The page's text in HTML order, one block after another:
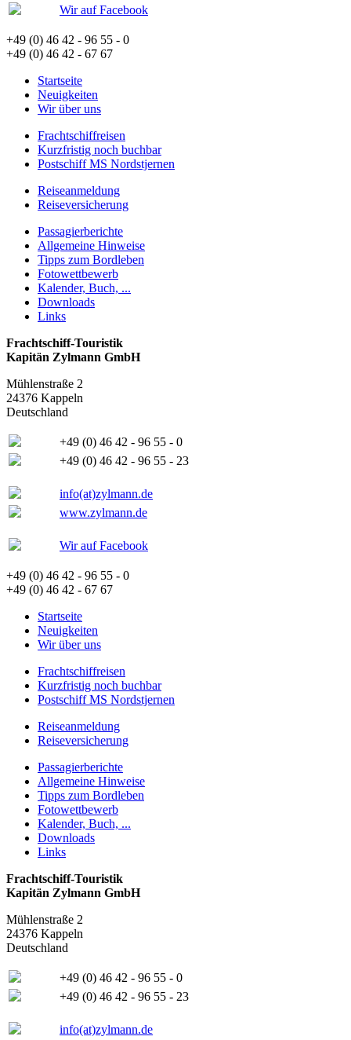
Wir auf Facebook
+49 (0) 46 42 - 96 55 - 0
+49 (0) 46 42 - 67 67
Startseite
Neuigkeiten
Wir über uns
Frachtschiffreisen
Kurzfristig noch buchbar
Postschiff MS Nordstjernen
Reiseanmeldung
Reiseversicherung
Passagierberichte
Allgemeine Hinweise
Tipps zum Bordleben
Fotowettbewerb
Kalender, Buch, ...
Downloads
Links
Frachtschiff-Touristik
Kapitän Zylmann GmbH
Mühlenstraße 2
24376 Kappeln
Deutschland
+49 (0) 46 42 - 96 55 - 0
+49 (0) 46 42 - 96 55 - 23
info(at)zylmann.de
www.zylmann.de
Wir auf Facebook
+49 (0) 46 42 - 96 55 - 0
+49 (0) 46 42 - 67 67
Startseite
Neuigkeiten
Wir über uns
Frachtschiffreisen
Kurzfristig noch buchbar
Postschiff MS Nordstjernen
Reiseanmeldung
Reiseversicherung
Passagierberichte
Allgemeine Hinweise
Tipps zum Bordleben
Fotowettbewerb
Kalender, Buch, ...
Downloads
Links
Frachtschiff-Touristik
Kapitän Zylmann GmbH
Mühlenstraße 2
24376 Kappeln
Deutschland
+49 (0) 46 42 - 96 55 - 0
+49 (0) 46 42 - 96 55 - 23
info(at)zylmann.de